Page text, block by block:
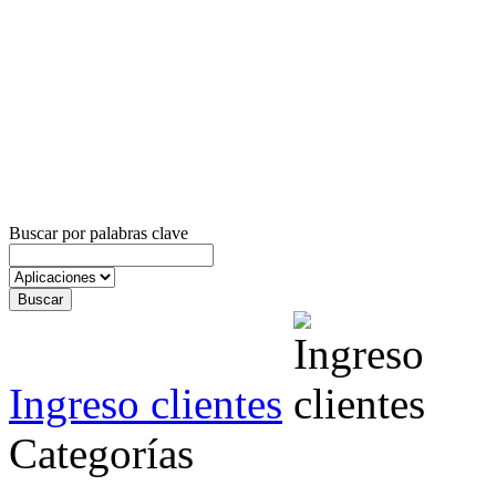
Buscar por palabras clave
Ingreso clientes
Categorías